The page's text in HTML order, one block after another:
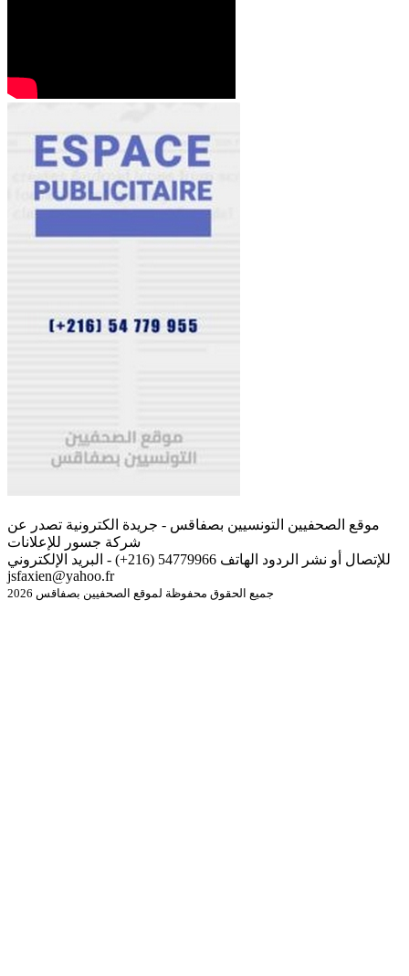
موقع الصحفيين التونسيين بصفاقس - جريدة الكترونية تصدر عن
شركة جسور للإعلانات
للإتصال أو نشر الردود الهاتف 54779966 (216+) - البريد الإلكتروني
jsfaxien@yahoo.fr
جميع الحقوق محفوظة لموقع الصحفيين بصفاقس 2026